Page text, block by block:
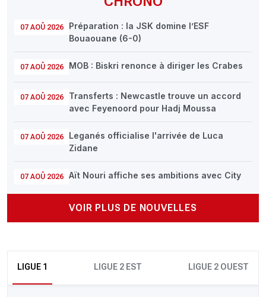
07 AOÛ 2026
Préparation : la JSK domine l’ESF
Bouaouane (6-0)
07 AOÛ 2026 MOB : Biskri renonce à diriger les Crabes
07 AOÛ 2026
Transferts : Newcastle trouve un accord
avec Feyenoord pour Hadj Moussa
07 AOÛ 2026
Leganés officialise l'arrivée de Luca
Zidane
07 AOÛ 2026 Aït Nouri affiche ses ambitions avec City
VOIR PLUS DE NOUVELLES
LIGUE 1 LIGUE 2 EST LIGUE 2 OUEST